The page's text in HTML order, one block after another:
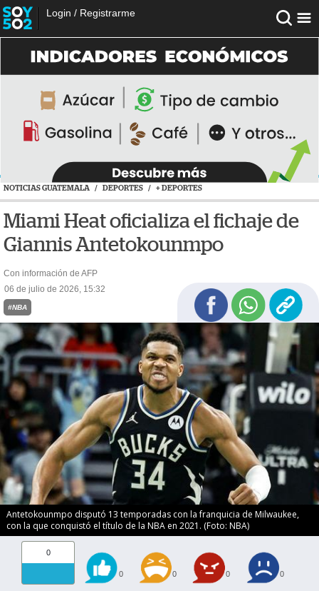
Login / Registrarme
NOTICIAS GUATEMALA / DEPORTES / + DEPORTES
Miami Heat oficializa el fichaje de
Giannis Antetokounmpo
Con información de AFP
06 de julio de 2026, 15:32
#NBA
Antetokounmpo disputó 13 temporadas con la franquicia de Milwaukee,
con la que conquistó el título de la NBA en 2021. (Foto: NBA)
0
0 0 0 0